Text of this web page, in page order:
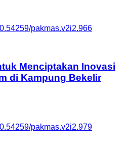
pakmas.v2i2.966
Menciptakan Inovasi
di Kampung Bekelir
pakmas.v2i2.979